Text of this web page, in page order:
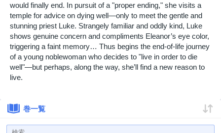
would finally end. In pursuit of a "proper ending," she visits a
temple for advice on dying well—only to meet the gentle and
stunning priest Luke. Strangely familiar and oddly kind, Luke
shows genuine concern and compliments Eleanor’s eye color,
triggering a faint memory… Thus begins the end-of-life journey
of a young noblewoman who decides to "live in order to die
well"—but perhaps, along the way, she’ll find a new reason to
live.
巻一覧